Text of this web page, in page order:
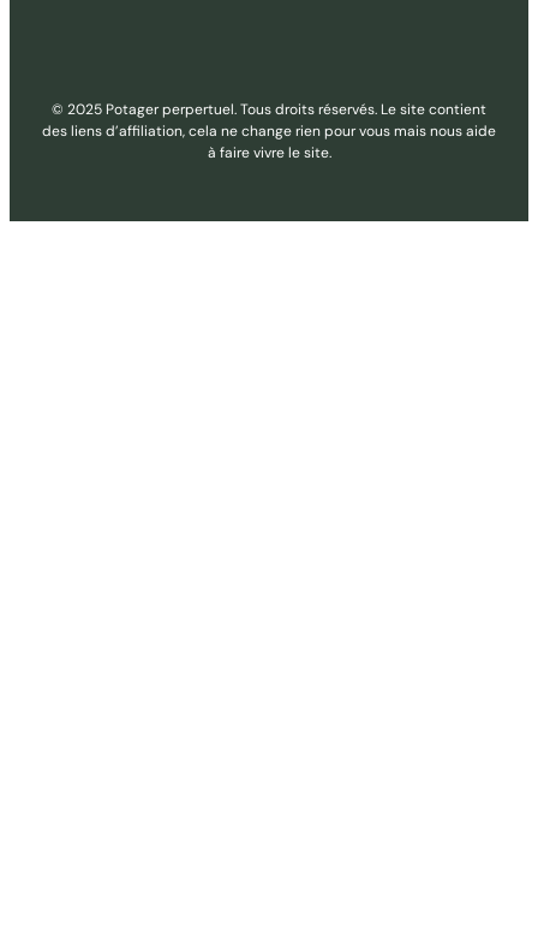
© 2025 Potager perpertuel. Tous droits réservés. Le site contient
des liens d’affiliation, cela ne change rien pour vous mais nous aide
à faire vivre le site.